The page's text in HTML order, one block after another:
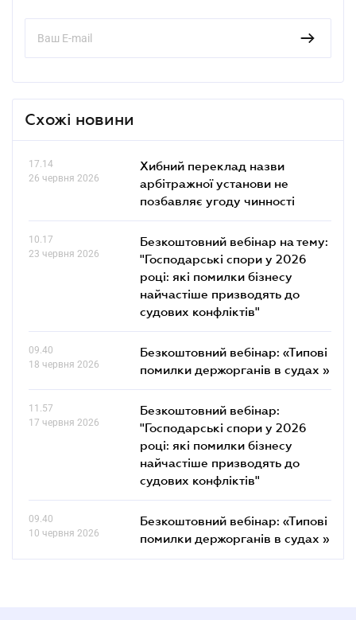
Схожі новини
17.14
26 червня 2026
Хибний переклад назви
арбітражної установи не
позбавляє угоду чинності
10.17
23 червня 2026
Безкоштовний вебінар на тему:
"Господарські спори у 2026
році: які помилки бізнесу
найчастіше призводять до
судових конфліктів"
09.40
18 червня 2026
Безкоштовний вебінар: «Типові
помилки держорганів в судах »
11.57
17 червня 2026
Безкоштовний вебінар:
"Господарські спори у 2026
році: які помилки бізнесу
найчастіше призводять до
судових конфліктів"
09.40
10 червня 2026
Безкоштовний вебінар: «Типові
помилки держорганів в судах »